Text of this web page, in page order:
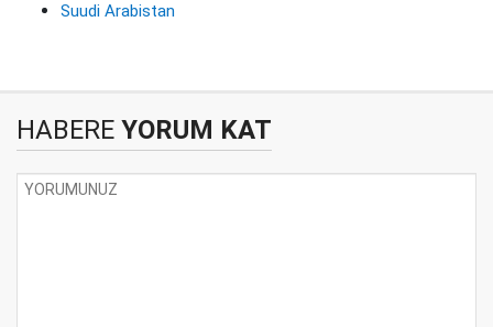
Suudi Arabistan
HABERE YORUM KAT